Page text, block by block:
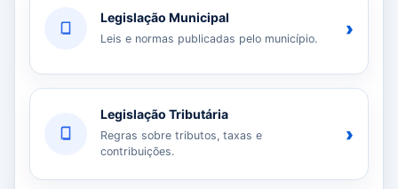
Legislação Municipal
Leis e normas publicadas pelo município. ›
Legislação Tributária
Regras sobre tributos, taxas e
contribuições.
›